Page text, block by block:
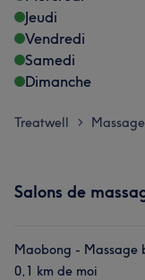
Jeudi
Vendredi
Samedi
Dimanche
Treatwell > Massage
Salons de
Maobong - Massage
0,1 km de moi